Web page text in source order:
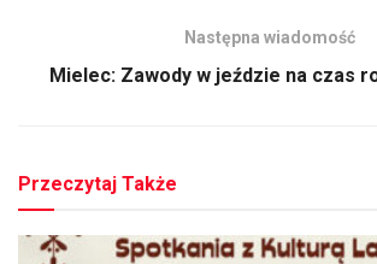
Następna wiadomość
Mielec: Zawody w jeździe na czas
Przeczytaj Także